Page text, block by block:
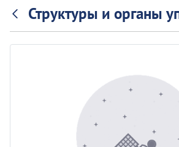
Структуры и органы